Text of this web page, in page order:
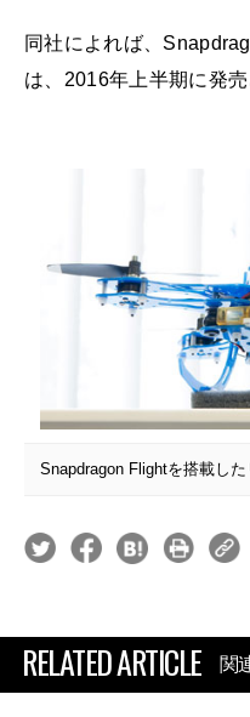
同社によれば、
は、2016年上半期に発売
Snapdragon Flightを搭載し
RELATED ARTICLE 関